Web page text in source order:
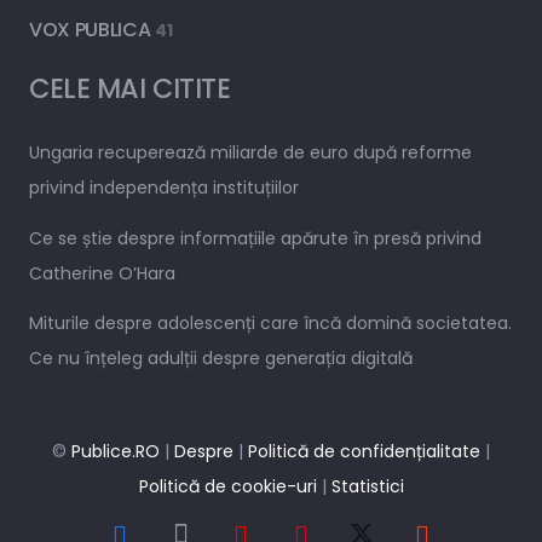
VOX PUBLICA 41
CELE MAI CITITE
Ungaria recuperează miliarde de euro după reforme
privind independența instituțiilor
Ce se știe despre informațiile apărute în presă privind
Catherine O’Hara
Miturile despre adolescenți care încă domină societatea.
Ce nu înțeleg adulții despre generația digitală
© Publice.RO | Despre | Politică de confidențialitate |
Politică de cookie-uri | Statistici